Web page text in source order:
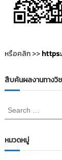
หรือคลิก >>
สืบค้นผลงานทางวิ
e
r
c
หมวดหมู่